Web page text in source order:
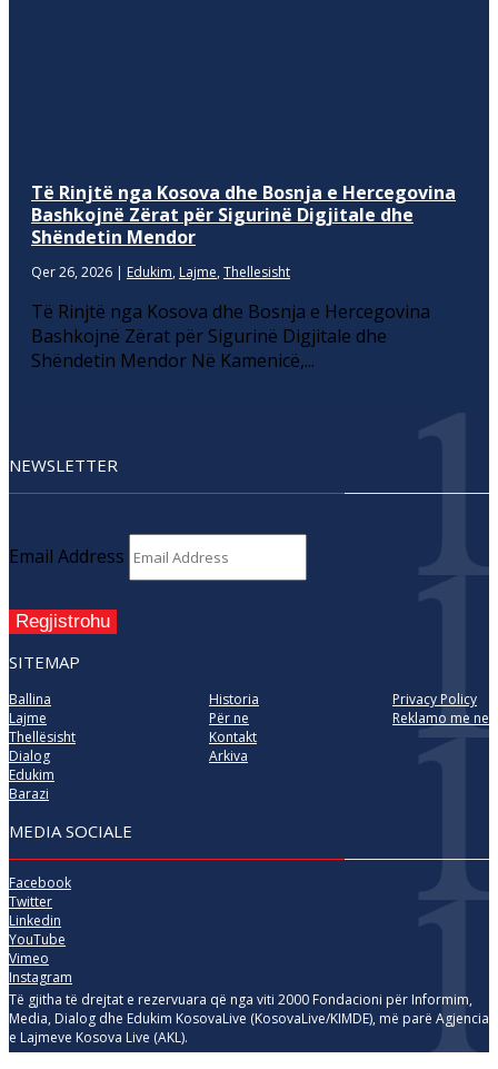
Të Rinjtë nga Kosova dhe Bosnja e Hercegovina
Bashkojnë Zërat për Sigurinë Digjitale dhe
Shëndetin Mendor
Qer 26, 2026 | Edukim, Lajme, Thellesisht
Të Rinjtë nga Kosova dhe Bosnja e Hercegovina
Bashkojnë Zërat për Sigurinë Digjitale dhe
Shëndetin Mendor Në Kamenicë,...
NEWSLETTER
Email Address
Regjistrohu
SITEMAP
Ballina
Lajme
Thellësisht
Dialog
Edukim
Barazi
Historia
Për ne
Kontakt
Arkiva
Privacy Policy
Reklamo me ne
MEDIA SOCIALE
Facebook
Twitter
Linkedin
YouTube
Vimeo
Instagram
Të gjitha të drejtat e rezervuara që nga viti 2000 Fondacioni për Informim,
Media, Dialog dhe Edukim KosovaLive (KosovaLive/KIMDE), më parë Agjencia
e Lajmeve Kosova Live (AKL).